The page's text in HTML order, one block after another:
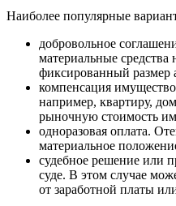
Наиболее популярные
добровольное
материальные средства
фиксированный размер
компенсация
например, квартиру,
рыночную стоимость
одноразовая оплата.
материальное
судебное решение или
суде. В этом случае
от заработной платы